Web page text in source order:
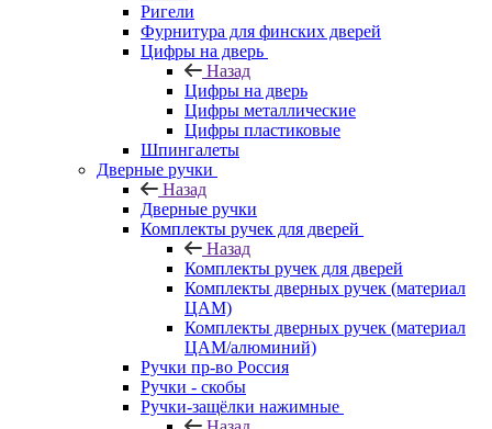
Ригели
Фурнитура для финских дверей
Цифры на дверь
Назад
Цифры на дверь
Цифры металлические
Цифры пластиковые
Шпингалеты
Дверные ручки
Назад
Дверные ручки
Комплекты ручек для дверей
Назад
Комплекты ручек для дверей
Комплекты дверных ручек (материал
ЦАМ)
Комплекты дверных ручек (материал
ЦАМ/алюминий)
Ручки пр-во Россия
Ручки - скобы
Ручки-защёлки нажимные